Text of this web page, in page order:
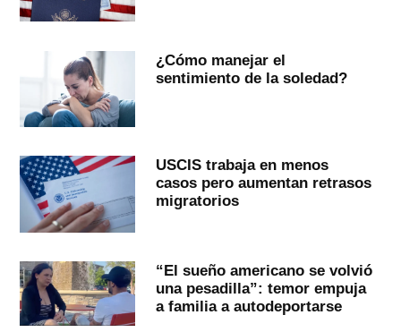
¿Cómo manejar el
sentimiento de la soledad?
USCIS trabaja en menos
casos pero aumentan retrasos
migratorios
“El sueño americano se volvió
una pesadilla”: temor empuja
a familia a autodeportarse